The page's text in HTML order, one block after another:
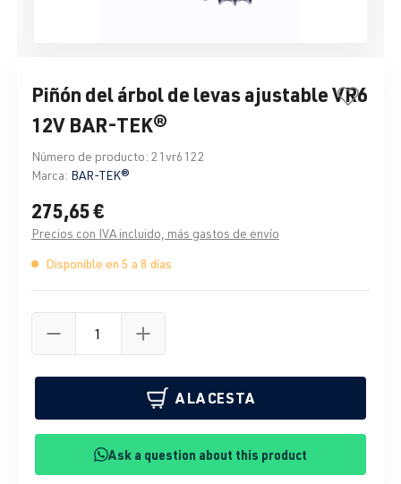
Piñón del árbol de levas ajustable VR6
12V BAR-TEK®
Número de producto: 21vr6122
Marca: BAR-TEK®
275,65 €
Precios con IVA incluido, más gastos de envío
Disponible en 5 a 8 días
A LA CESTA
Ask a question about this product